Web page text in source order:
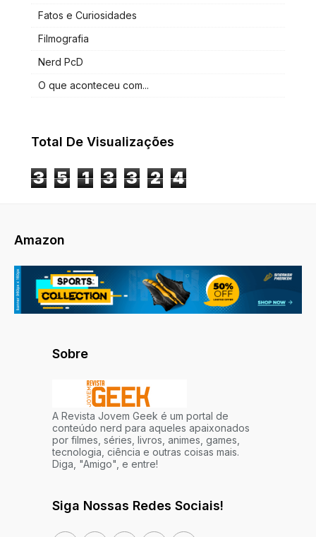
Fatos e Curiosidades
Filmografia
Nerd PcD
O que aconteceu com...
Total De Visualizações
3 5 1 3 3 2 4
Amazon
Sobre
A Revista Jovem Geek é um portal de
conteúdo nerd para aqueles apaixonados
por filmes, séries, livros, animes, games,
tecnologia, ciência e outras coisas mais.
Diga, "Amigo", e entre!
Siga Nossas Redes Sociais!